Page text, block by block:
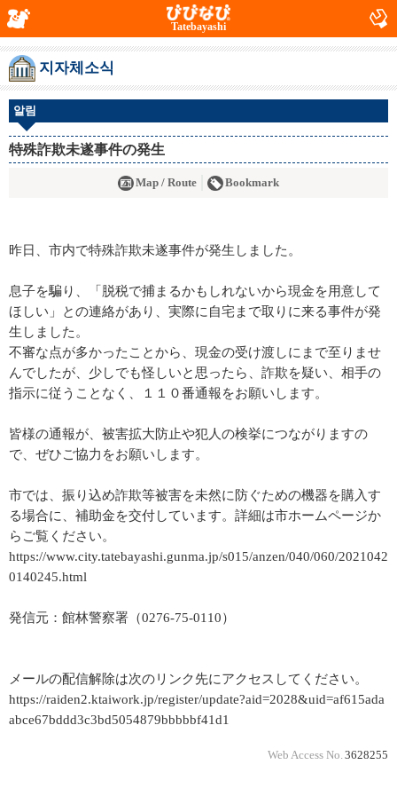
Tatebayashi
지자체소식
알림
特殊詐欺未遂事件の発生
Map / Route Bookmark
昨日、市内で特殊詐欺未遂事件が発生しました。
息子を騙り、「脱税で捕まるかもしれないから現金を用意して
ほしい」との連絡があり、実際に自宅まで取りに来る事件が発
生しました。
不審な点が多かったことから、現金の受け渡しにまで至りませ
んでしたが、少しでも怪しいと思ったら、詐欺を疑い、相手の
指示に従うことなく、１１０番通報をお願いします。
皆様の通報が、被害拡大防止や犯人の検挙につながりますの
で、ぜひご協力をお願いします。
市では、振り込め詐欺等被害を未然に防ぐための機器を購入す
る場合に、補助金を交付しています。詳細は市ホームページか
らご覧ください。
https://www.city.tatebayashi.gunma.jp/s015/anzen/040/060/2021042
0140245.html
発信元：館林警察署（0276-75-0110）
メールの配信解除は次のリンク先にアクセスしてください。
https://raiden2.ktaiwork.jp/register/update?aid=2028&uid=af615ada
abce67bddd3c3bd5054879bbbbbf41d1
Web Access No. 3628255